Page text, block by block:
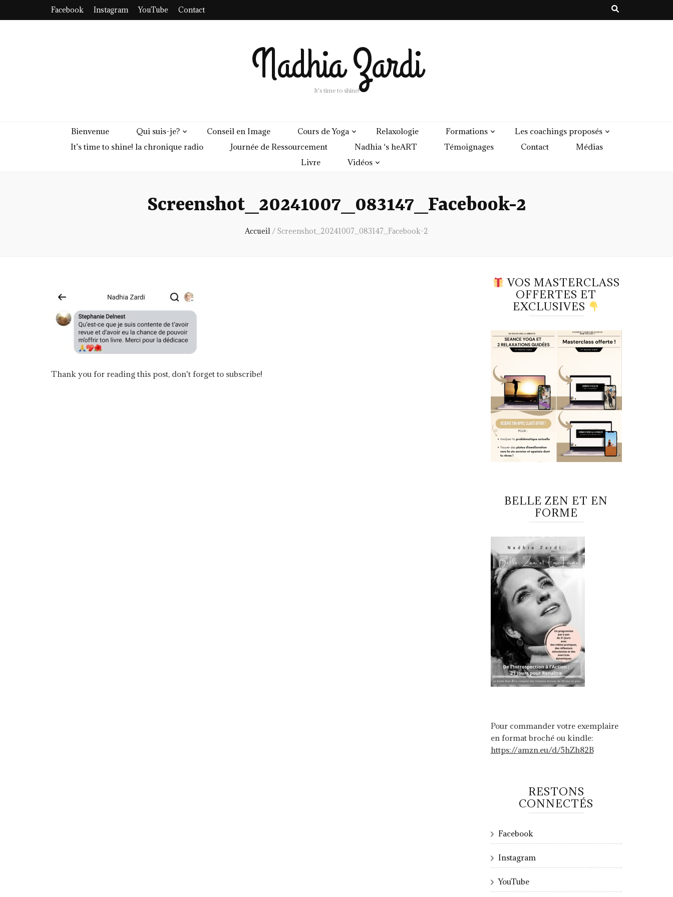
Facebook Instagram YouTube Contact
Nadhia Zardi
It's time to shine!
Bienvenue Qui suis-je? Conseil en Image Cours de Yoga Relaxologie Formations
Les coachings proposés
It’s time to shine! la chronique radio
Journée de Ressourcement Nadhia ‘s heART Témoignages Contact
Médias
Livre
Vidéos
Screenshot_20241007_083147_Facebook-2
Accueil / Screenshot_20241007_083147_Facebook-2
Thank you for reading this post, don't forget to subscribe!
VOS MASTERCLASS
OFFERTES ET
EXCLUSIVES
BELLE ZEN ET EN
FORME
Pour commander votre exemplaire
en format broché ou kindle:
https://amzn.eu/d/5hZh82B
RESTONS
CONNECTÉS
Facebook
Instagram
YouTube